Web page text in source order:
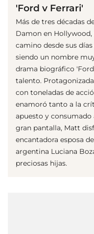
'Ford v Ferrari'
Más de tres décadas
Damon en
camino desde sus
siendo un nombre
drama biográfico
talento.
con toneladas de
enamoró tanto a la
apuesto y
gran pantalla, Matt
encantadora esposa
argentina Luciana
preciosas hijas.